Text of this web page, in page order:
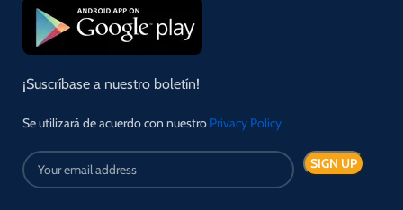
¡Suscríbase a nuestro boletín!
Se utilizará de acuerdo con nuestro Privacy Policy